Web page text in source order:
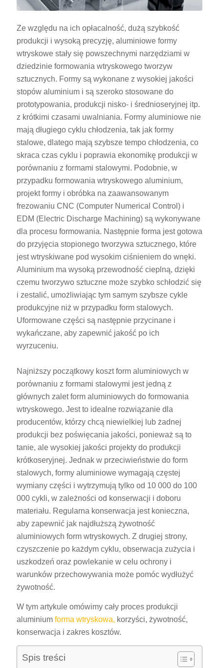
Ze względu na ich opłacalność, dużą szybkość
produkcji i wysoką precyzję, aluminiowe formy
wtryskowe stały się powszechnymi narzędziami w
dziedzinie formowania wtryskowego tworzyw
sztucznych. Formy są wykonane z wysokiej jakości
stopów aluminium i są szeroko stosowane do
prototypowania, produkcji nisko- i średnioseryjnej itp.
z krótkimi czasami uwalniania. Formy aluminiowe nie
mają długiego cyklu chłodzenia, tak jak formy
stalowe, dlatego mają szybsze tempo chłodzenia, co
skraca czas cyklu i poprawia ekonomikę produkcji w
porównaniu z formami stalowymi. Podobnie, w
przypadku formowania wtryskowego aluminium,
projekt formy i obróbka na zaawansowanym
frezowaniu CNC (Computer Numerical Control) i
EDM (Electric Discharge Machining) są wykonywane
dla procesu formowania. Następnie forma jest gotowa
do przyjęcia stopionego tworzywa sztucznego, które
jest wtryskiwane pod wysokim ciśnieniem do wnęki.
Aluminium ma wysoką przewodność cieplną, dzięki
czemu tworzywo sztuczne może szybko schłodzić się
i zestalić, umożliwiając tym samym szybsze cykle
produkcyjne niż w przypadku form stalowych.
Uformowane części są następnie przycinane i
wykańczane, aby zapewnić jakość po ich
wyrzuceniu.
Najniższy początkowy koszt form aluminiowych w
porównaniu z formami stalowymi jest jedną z
głównych zalet form aluminiowych do formowania
wtryskowego. Jest to idealne rozwiązanie dla
producentów, którzy chcą niewielkiej lub żadnej
produkcji bez poświęcania jakości, ponieważ są to
tanie, ale wysokiej jakości projekty do produkcji
krótkoseryjnej. Jednak w przeciwieństwie do form
stalowych, formy aluminiowe wymagają częstej
wymiany części i wytrzymują tylko od 10 000 do 100
000 cykli, w zależności od konserwacji i doboru
materiału. Regularna konserwacja jest konieczna,
aby zapewnić jak najdłuższą żywotność
aluminiowych form wtryskowych. Z drugiej strony,
czyszczenie po każdym cyklu, obserwacja zużycia i
uszkodzeń oraz powlekanie w celu ochrony i
warunków przechowywania może pomóc wydłużyć
żywotność.
W tym artykule omówimy cały proces produkcji
aluminium forma wtryskowa, korzyści, żywotność,
konserwacja i zakres kosztów.
Spis treści